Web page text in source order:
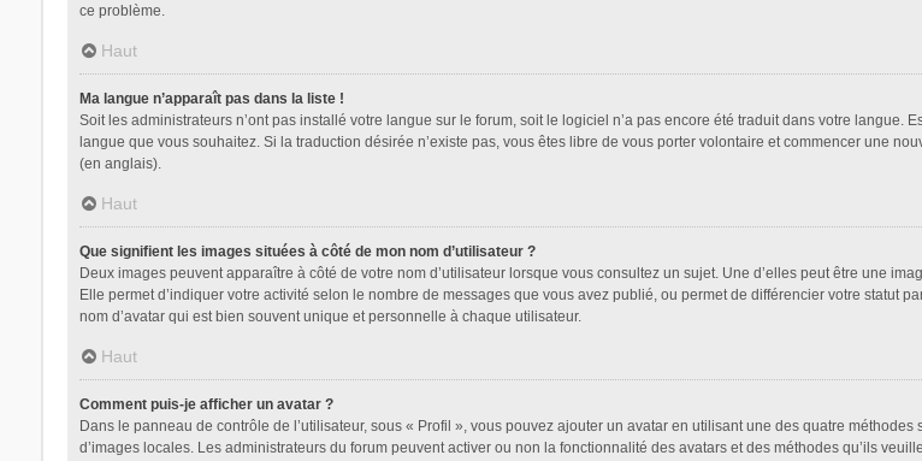
ce problème.
Haut
Ma langue n’apparaît pas dans la liste !
Soit les administrateurs n’ont pas installé votre langue sur le forum, soit le logiciel n’a pas encore été traduit dans votre langue.
langue que vous souhaitez. Si la traduction désirée n’existe pas, vous êtes libre de vous porter volontaire et commencer une
(en anglais).
Haut
Que signifient les images situées à côté de mon nom d’utilisateur ?
Deux images peuvent apparaître à côté de votre nom d’utilisateur lorsque vous consultez un sujet. Une d’elles peut être une
Elle permet d’indiquer votre activité selon le nombre de messages que vous avez publié, ou permet de différencier votre statut
nom d’avatar qui est bien souvent unique et personnelle à chaque utilisateur.
Haut
Comment puis-je afficher un avatar ?
Dans le panneau de contrôle de l’utilisateur, sous « Profil », vous pouvez ajouter un avatar en utilisant une des quatre
d’images locales. Les administrateurs du forum peuvent activer ou non la fonctionnalité des avatars et des méthodes qu’ils